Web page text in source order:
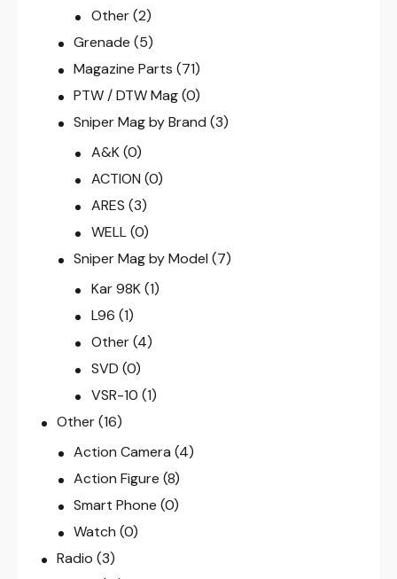
Other (2)
Grenade (5)
Magazine Parts (71)
PTW / DTW Mag (0)
Sniper Mag by Brand (3)
A&K (0)
ACTION (0)
ARES (3)
WELL (0)
Sniper Mag by Model (7)
Kar 98K (1)
L96 (1)
Other (4)
SVD (0)
VSR-10 (1)
Other(16)
Action Camera (4)
Action Figure (8)
Smart Phone (0)
Watch (0)
Radio (3)